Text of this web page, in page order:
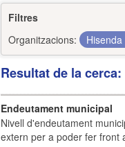
Filtres
Organitzacions:
Hisenda
Resultat de la
Endeutament municipal
Nivell d'endeutament
extern per a poder fer front